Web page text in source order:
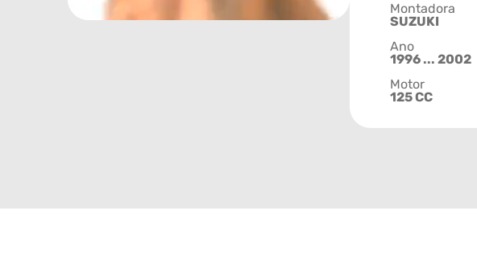
Montadora
SUZUKI
Ano
1996 ... 2002
Motor
125 CC